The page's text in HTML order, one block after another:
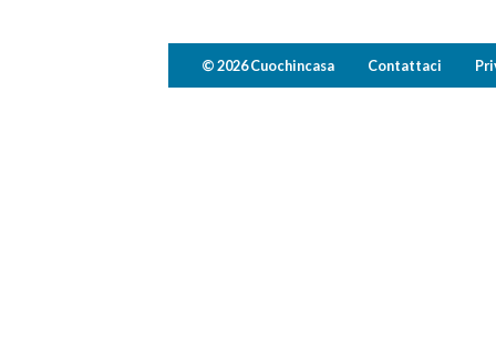
© 2026 Cuochincasa Contattaci